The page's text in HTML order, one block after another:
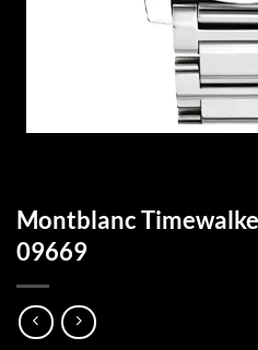
Montblanc
09669